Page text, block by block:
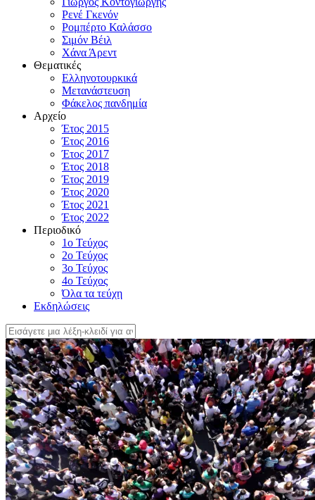
Ρενέ Γκενόν
Ρομπέρτο Καλάσσο
Σιμόν Βέιλ
Χάνα Άρεντ
Θεματικές
Ελληνοτουρκικά
Μετανάστευση
Φάκελος πανδημία
Αρχείο
Έτος 2015
Έτος 2016
Έτος 2017
Έτος 2018
Έτος 2019
Έτος 2020
Έτος 2021
Έτος 2022
Περιοδικό
1ο Τεύχος
2ο Τεύχος
3ο Τεύχος
4o Τεύχος
Όλα τα τεύχη
Εκδηλώσεις